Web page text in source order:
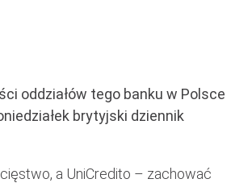
oddziałów tego banku w Polsce
brytyjski dziennik
a UniCredito – zachować